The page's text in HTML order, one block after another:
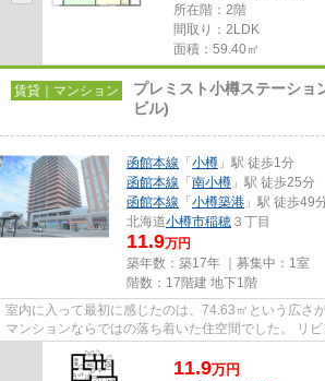
所在階：2階
間取り：2LDK
面積：59.40㎡
賃貸｜マンション
プレミスト小樽ステーショ
ビル)
函館本線 「 小樽 」駅 徒歩1分
函館本線 「 南小樽 」駅 徒歩25分
函館本線 「 小樽築港 」駅 徒歩49
北海道小樽市稲穂 ３丁目
11.9万円
築年数：築17年 ｜募集中： 1室
階数：17階建 地下1階
室内に入って最初に感じたのは、74.63㎡という広さ
マンションならではの落ち着いた住空間でした。 リビングは家具の配置がしやす
く、ダイニングスペースとく...
11.9万円